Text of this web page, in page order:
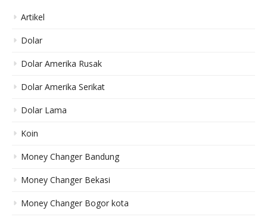
Artikel
Dolar
Dolar Amerika Rusak
Dolar Amerika Serikat
Dolar Lama
Koin
Money Changer Bandung
Money Changer Bekasi
Money Changer Bogor kota